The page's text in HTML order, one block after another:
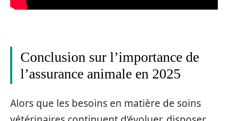
Conclusion sur l’importance de
l’assurance animale en 2025
Alors que les besoins en matière de soins